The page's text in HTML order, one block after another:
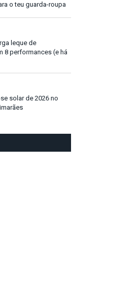
o teu guarda-roupa
leque de
8 performances (e há
solar de 2026 no